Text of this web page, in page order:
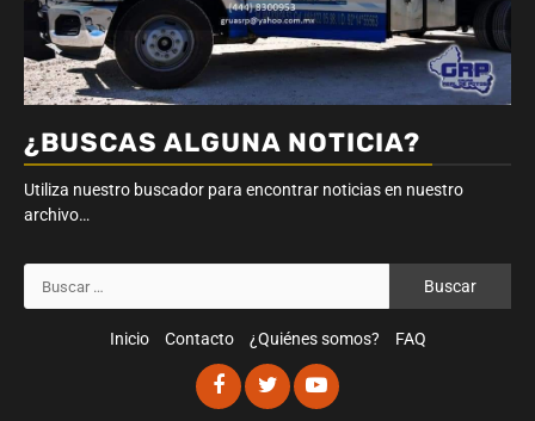
¿BUSCAS ALGUNA NOTICIA?
Utiliza nuestro buscador para encontrar noticias en nuestro
archivo…
Inicio Contacto ¿Quiénes somos? FAQ
Facebook
TwitterYoutube